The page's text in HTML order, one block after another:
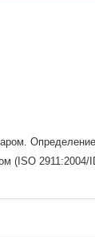
Определение
(ISO 2911:2004/